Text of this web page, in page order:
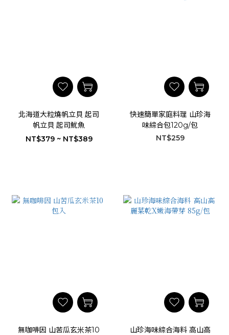
北海道大粒燒帆立貝 起司
帆立貝 起司魷魚
NT$379 ~ NT$389
快速簡單家庭料理 山珍海
味綜合包120g/包
NT$259
無咖啡因 山苦瓜玄米茶10
山珍海味綜合海料 高山高